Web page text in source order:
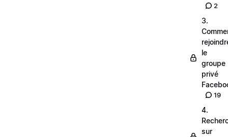
2
3.
le
groupe
privé
19
4.
sur